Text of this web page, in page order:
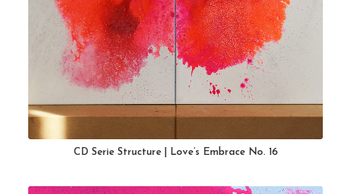
CD Serie Structure | Love’s Embrace No. 16